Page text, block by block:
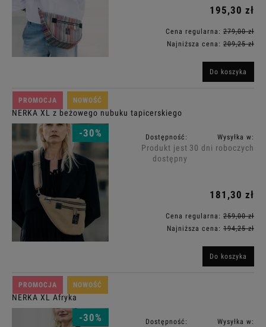
195,30 zł
Cena regularna: 279,00 zł
Najniższa cena: 209,25 zł
Do koszyka
NERKA XL z beżowego nubuku tapicerskiego
-30% Dostępność:
Produkt jest
dostępny
Wysyłka w:
30 dni roboczych
181,30 zł
Cena regularna: 259,00 zł
Najniższa cena: 194,25 zł
Do koszyka
PROMOCJA NOWOŚĆ
NERKA XL Afryka
-30% Dostępność: Wysyłka w:
PROMOCJA NOWOŚĆ